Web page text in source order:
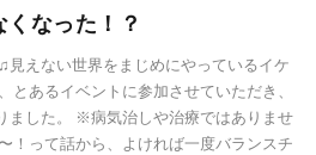
なった！？
えない世界をまじめにやっているイケ
とあるイベントに参加させていただき、
ました。 ※病気治しや治療ではありませ
！って話から、よければ一度バランスチ